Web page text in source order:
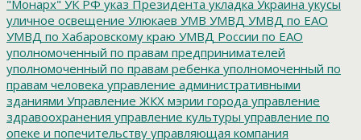
"Монарх" УК РФ указ Президента укладка Украина укусы
уличное освещение Улюкаев УМВ УМВД УМВД по ЕАО
УМВД по Хабаровскому краю УМВД России по ЕАО
уполномоченный по правам предпринимателей
уполномоченный по правам ребенка уполномоченный по
правам человека управление административными
зданиями Управление ЖКХ мэрии города управление
здравоохранения управление культуры управление по
опеке и попечительству управляющая компания